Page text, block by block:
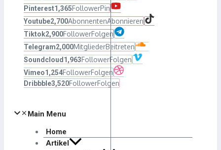
Pinterest1,365FollowerPin
Youtube2,700AbonnentenAbonnieren
Tiktok2,900FollowerFolgen
Telegram2,000MitgliederBeitreten
Soundcloud 1,963FollowerFolgen
Vimeo1,254FollowerFolgen
Dribbble3,520FollowerFolgen
Main Menu
Home
Artikel